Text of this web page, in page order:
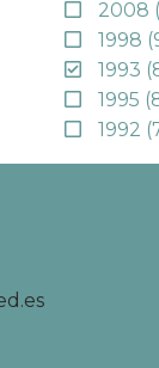
2008
1998
1993
1995
1992